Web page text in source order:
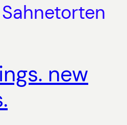
Sahnetorten
new